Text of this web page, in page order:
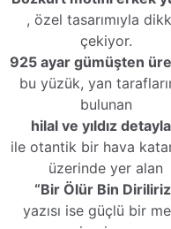
, özel tasarımıyla
çekiyor.
925 ayar gümüşten
bu yüzük, yan
bulunan
hilal ve yıldız
ile otantik bir hava
üzerinde yer alan
“Bir Ölür Bin
yazısı ise güçlü bir